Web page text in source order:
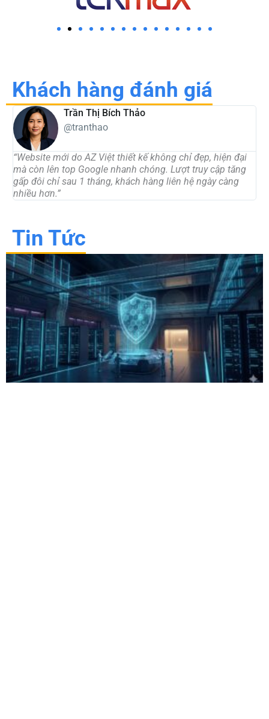
Khách hàng đánh giá
Trần Thị Bích Thảo
@tranthao
“Website mới do AZ Việt thiết kế không chỉ đẹp, hiện đại
mà còn lên top Google nhanh chóng. Lượt truy cập tăng
gấp đôi chỉ sau 1 tháng, khách hàng liên hệ ngày càng
nhiều hơn.”
Tin Tức